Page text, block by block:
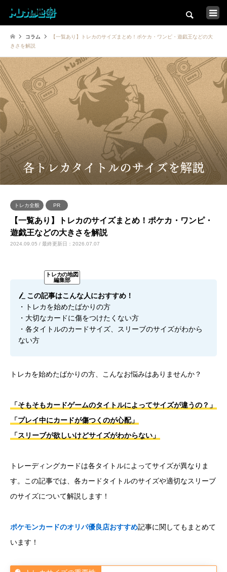
検索
トップ
カードショップ一覧
コラム一覧
店舗インタビュー特集
イベント大会情報
トレカの地図について
お問い合わせ
コラム
【一覧あり】トレカのサイズまとめ！ポケカ・ワンピ・遊戯王などの大
きさを解説
トレカ全般 PR
【一覧あり】トレカのサイズまとめ！ポケカ・ワンピ・
遊戯王などの大きさを解説
2024.09.05 / 最終更新日：2026.07.07
この記事はこんな人におすすめ！
・トレカを始めたばかりの方
・大切なカードに傷をつけたくない方
・各タイトルのカードサイズ、スリーブのサイズがわから
ない方
トレカを始めたばかりの方、こんなお悩みはありませんか？
「そもそもカードゲームのタイトルによってサイズが違うの？」
「プレイ中にカードが傷つくのが心配」
「スリーブが欲しいけどサイズがわからない」
トレーディングカードは各タイトルによってサイズが異なりま
す。この記事では、各カードタイトルのサイズや適切なスリーブ
のサイズについて解説します！
ポケモンカードのオリパ優良店おすすめ記事に関してもまとめて
います！